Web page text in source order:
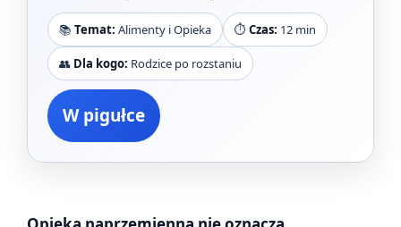
📚Temat: Alimenty i Opieka ⏱️ Czas: 12 min
👥 Dla kogo: Rodzice po rozstaniu
W pigułce